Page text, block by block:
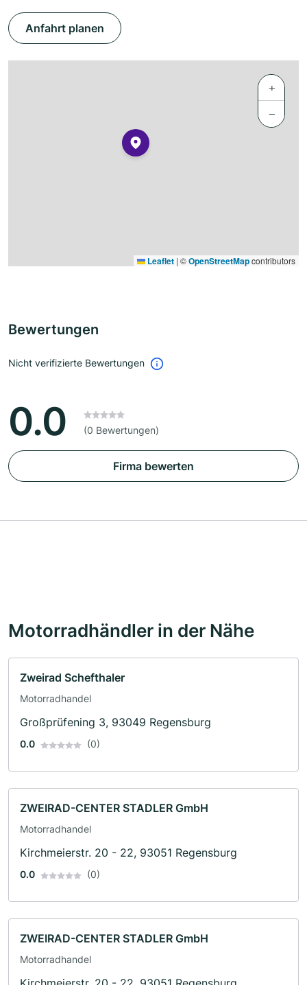
Anfahrt planen
+
−
Leaflet | ©OpenStreetMapcontributors
Bewertungen
Nicht verifizierte Bewertungen
0.0 (0 Bewertungen)
Firma bewerten
Motorradhändler in der Nähe
Zweirad Schefthaler
Motorradhandel
Großprüfening 3, 93049 Regensburg
0.0 (0)
ZWEIRAD-CENTER STADLER GmbH
Motorradhandel
Kirchmeierstr. 20 - 22, 93051 Regensburg
0.0 (0)
ZWEIRAD-CENTER STADLER GmbH
Motorradhandel